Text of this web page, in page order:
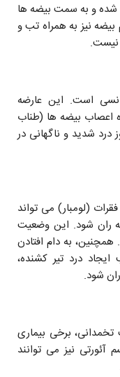
شده و به سمت بیضه ها
نیز به همراه تب و
نیست.
است. این عارضه
اعصاب بیضه ها (طناب
درد شدید و ناگهانی در
(لومبار) می تواند
ران شود. این وضعیت
به دام افتادن
درد تیر کشنده،
شود.
برخی بیماری
آئورتی نیز می توانند